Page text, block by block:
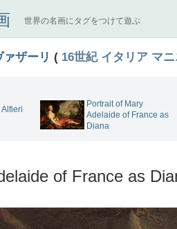
世界の名画にタグをつけて遊ぶ
ザーリ ( 16世紀 イタリア マ
Alfieri
Portrait of Mary
Adelaide of France as
Diana
of France as